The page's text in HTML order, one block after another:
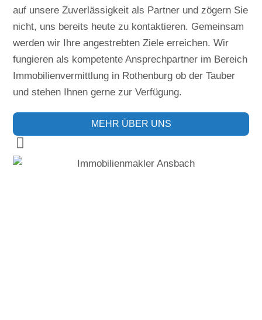
auf unsere Zuverlässigkeit als Partner und zögern Sie
nicht, uns bereits heute zu kontaktieren. Gemeinsam
werden wir Ihre angestrebten Ziele erreichen. Wir
fungieren als kompetente Ansprechpartner im Bereich
Immobilienvermittlung in Rothenburg ob der Tauber
und stehen Ihnen gerne zur Verfügung.
MEHR ÜBER UNS